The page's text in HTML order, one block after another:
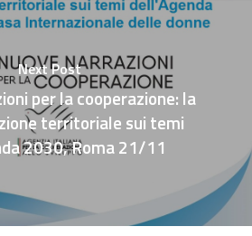
Next Post
per la cooperazione: la
territoriale sui temi
2030, Roma 21/11